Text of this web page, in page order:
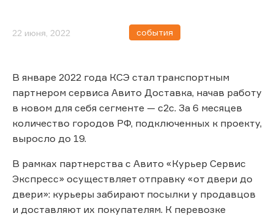
22 июня, 2022 события
В январе 2022 года КСЭ стал транспортным
партнером сервиса Авито Доставка, начав работу
в новом для себя сегменте — с2c. За 6 месяцев
количество городов РФ, подключенных к проекту,
выросло до 19.
В рамках партнерства с Авито «Курьер Сервис
Экспресс» осуществляет отправку «от двери до
двери»: курьеры забирают посылки у продавцов
и доставляют их покупателям. К перевозке